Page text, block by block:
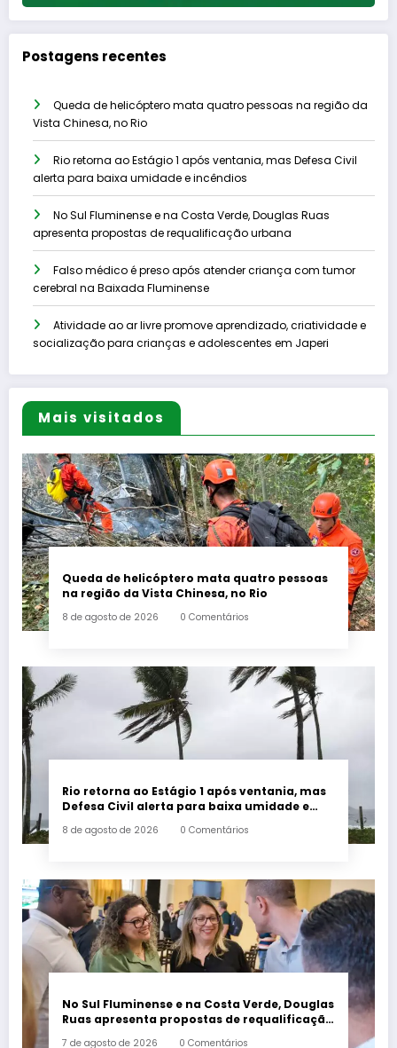
Postagens recentes
Queda de helicóptero mata quatro pessoas na região da
Vista Chinesa, no Rio
Rio retorna ao Estágio 1 após ventania, mas Defesa Civil
alerta para baixa umidade e incêndios
No Sul Fluminense e na Costa Verde, Douglas Ruas
apresenta propostas de requalificação urbana
Falso médico é preso após atender criança com tumor
cerebral na Baixada Fluminense
Atividade ao ar livre promove aprendizado, criatividade e
socialização para crianças e adolescentes em Japeri
Mais visitados
Queda de helicóptero mata quatro pessoas
na região da Vista Chinesa, no Rio
8 de agosto de 2026 0 Comentários
Rio retorna ao Estágio 1 após ventania, mas
Defesa Civil alerta para baixa umidade e
8 de agosto de 2026 0 Comentários
No Sul Fluminense e na Costa Verde, Douglas
Ruas apresenta propostas de requalificação
7 de agosto de 2026 0 Comentários